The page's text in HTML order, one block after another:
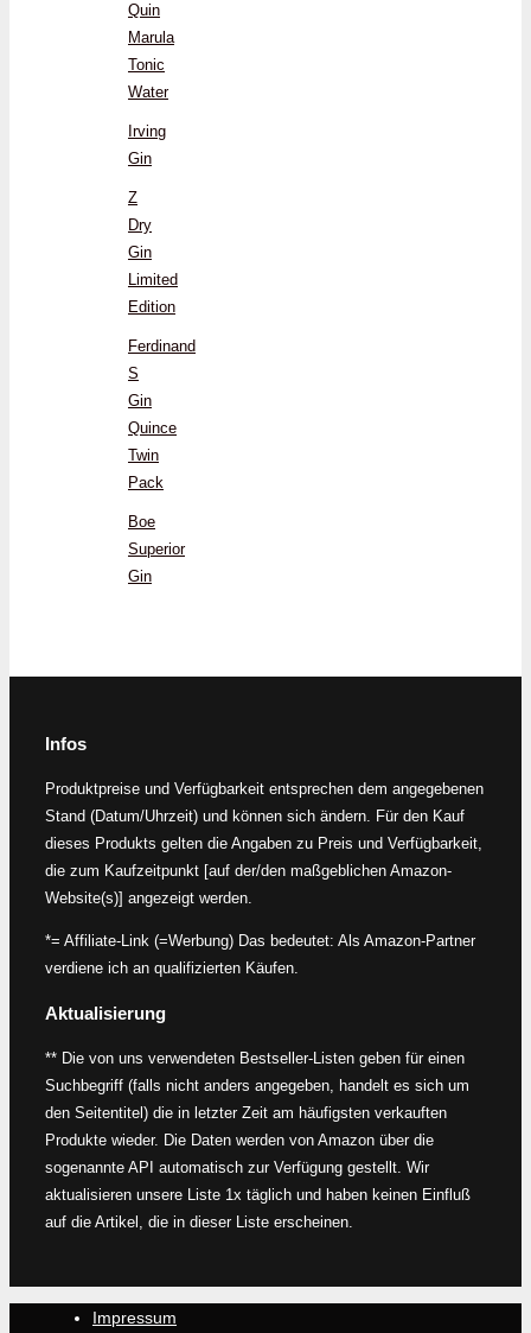
Quin
Marula
Tonic
Water
Irving
Gin
Z
Dry
Gin
Limited
Edition
Ferdinand
S
Gin
Quince
Twin
Pack
Boe
Superior
Gin
Infos
Produktpreise und Verfügbarkeit entsprechen dem angegebenen
Stand (Datum/Uhrzeit) und können sich ändern. Für den Kauf
dieses Produkts gelten die Angaben zu Preis und Verfügbarkeit,
die zum Kaufzeitpunkt [auf der/den maßgeblichen Amazon-
Website(s)] angezeigt werden.
*= Affiliate-Link (=Werbung) Das bedeutet: Als Amazon-Partner
verdiene ich an qualifizierten Käufen.
Aktualisierung
** Die von uns verwendeten Bestseller-Listen geben für einen
Suchbegriff (falls nicht anders angegeben, handelt es sich um
den Seitentitel) die in letzter Zeit am häufigsten verkauften
Produkte wieder. Die Daten werden von Amazon über die
sogenannte API automatisch zur Verfügung gestellt. Wir
aktualisieren unsere Liste 1x täglich und haben keinen Einfluß
auf die Artikel, die in dieser Liste erscheinen.
Impressum